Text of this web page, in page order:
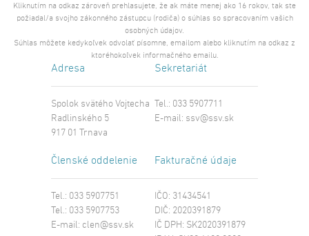
Kliknutím na odkaz zároveň prehlasujete, že ak máte menej ako 16 rokov, tak ste
požiadal/a svojho zákonného zástupcu (rodiča) o súhlas so spracovaním vašich
osobných údajov.
Súhlas môžete kedykoľvek odvolať písomne, emailom alebo kliknutím na odkaz z
ktoréhokoľvek informačného emailu.
Adresa
Spolok svätého Vojtecha
Radlinského 5
917 01 Trnava
Sekretariát
Tel.: 033 5907711
E-mail: ssv@ssv.sk
Členské oddelenie
Tel.: 033 5907751
Tel.: 033 5907753
E-mail: clen@ssv.sk
Fakturačné údaje
IČO: 31434541
DIČ: 2020391879
IČ DPH: SK2020391879